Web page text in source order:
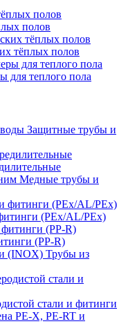
полов
тёплых полов
для теплого пола
Защитные трубы и
Медные трубы и
(PEx/AL/PEx)
(PP-R)
Трубы из
стали и фитинги